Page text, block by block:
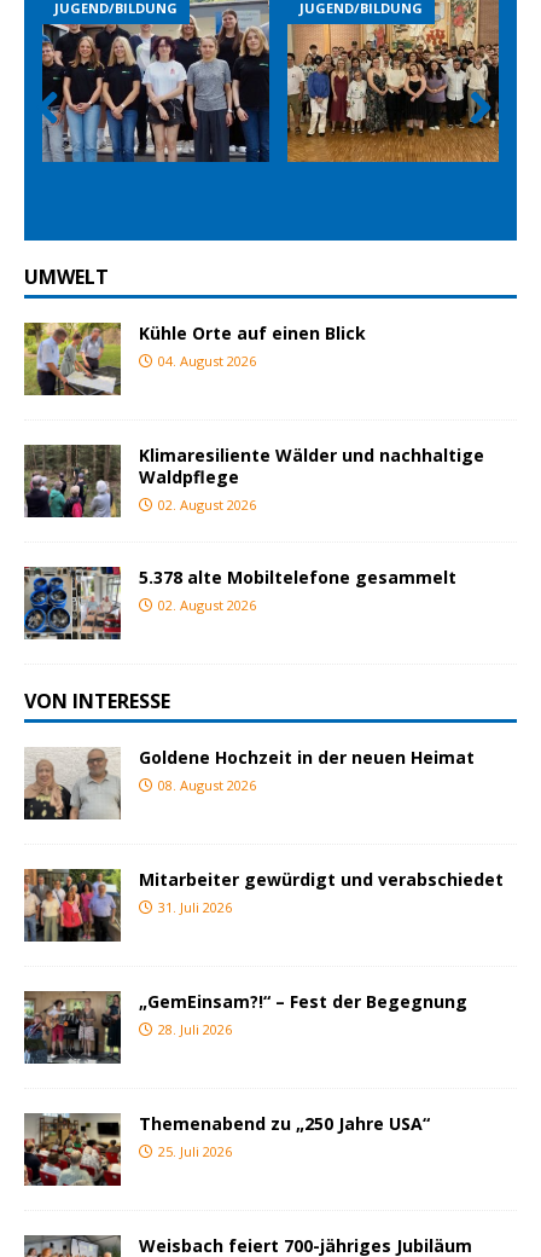
JUGEND/BILDUNG JUGEND/BILDUNG
Prev
ious
Nex
t
UMWELT
Kühle Orte auf einen Blick
04. August 2026
Klimaresiliente Wälder und nachhaltige
Waldpflege
02. August 2026
5.378 alte Mobiltelefone gesammelt
02. August 2026
VON INTERESSE
Goldene Hochzeit in der neuen Heimat
08. August 2026
Mitarbeiter gewürdigt und verabschiedet
31. Juli 2026
„GemEinsam?!“ – Fest der Begegnung
28. Juli 2026
Themenabend zu „250 Jahre USA“
25. Juli 2026
Weisbach feiert 700-jähriges Jubiläum